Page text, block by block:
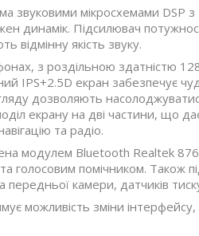
звуковими мікросхемами DSP
динамік. Підсилювач
відмінну якість звуку.
з роздільною здатністю
IPS+2.5D екран забезпечує
дозволяють
екрану на дві частини, що
та радіо.
модулем Bluetooth Realtek
голосовим помічником. Також
камери, датчиків
можливість зміни